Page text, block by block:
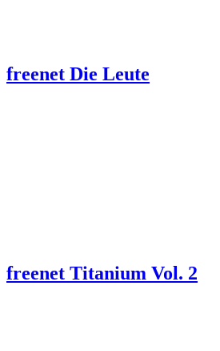
freenet Die Leute
freenet Titanium Vol. 2